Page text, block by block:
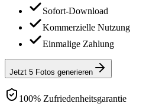
Sofort-Download
Kommerzielle Nutzung
Einmalige Zahlung
Jetzt 5 Fotos generieren
100% Zufriedenheitsgarantie